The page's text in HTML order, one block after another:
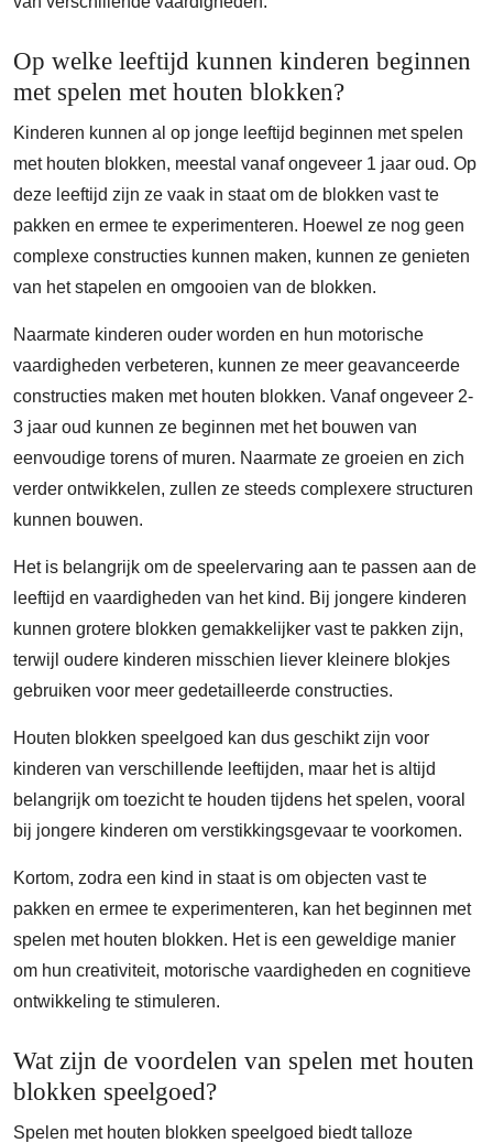
Op welke leeftijd kunnen kinderen beginnen
met spelen met houten blokken?
Kinderen kunnen al op jonge leeftijd beginnen met spelen
met houten blokken, meestal vanaf ongeveer 1 jaar oud. Op
deze leeftijd zijn ze vaak in staat om de blokken vast te
pakken en ermee te experimenteren. Hoewel ze nog geen
complexe constructies kunnen maken, kunnen ze genieten
van het stapelen en omgooien van de blokken.
Naarmate kinderen ouder worden en hun motorische
vaardigheden verbeteren, kunnen ze meer geavanceerde
constructies maken met houten blokken. Vanaf ongeveer 2-
3 jaar oud kunnen ze beginnen met het bouwen van
eenvoudige torens of muren. Naarmate ze groeien en zich
verder ontwikkelen, zullen ze steeds complexere structuren
kunnen bouwen.
Het is belangrijk om de speelervaring aan te passen aan de
leeftijd en vaardigheden van het kind. Bij jongere kinderen
kunnen grotere blokken gemakkelijker vast te pakken zijn,
terwijl oudere kinderen misschien liever kleinere blokjes
gebruiken voor meer gedetailleerde constructies.
Houten blokken speelgoed kan dus geschikt zijn voor
kinderen van verschillende leeftijden, maar het is altijd
belangrijk om toezicht te houden tijdens het spelen, vooral
bij jongere kinderen om verstikkingsgevaar te voorkomen.
Kortom, zodra een kind in staat is om objecten vast te
pakken en ermee te experimenteren, kan het beginnen met
spelen met houten blokken. Het is een geweldige manier
om hun creativiteit, motorische vaardigheden en cognitieve
ontwikkeling te stimuleren.
Wat zijn de voordelen van spelen met houten
blokken speelgoed?
Spelen met houten blokken speelgoed biedt talloze